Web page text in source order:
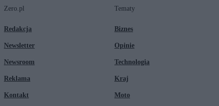
Zero.pl
Redakcja
Newsletter
Newsroom
Reklama
Kontakt
Tematy
Biznes
Opinie
Technologia
Kraj
Moto